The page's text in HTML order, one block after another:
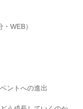
WEB）
ントへの進出